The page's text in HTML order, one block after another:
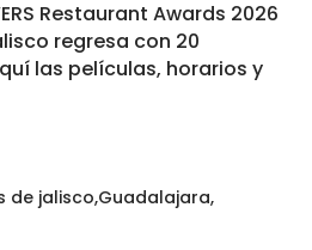
Restaurant Awards 2026
regresa con 20
las películas, horarios y
de jalisco Guadalajara